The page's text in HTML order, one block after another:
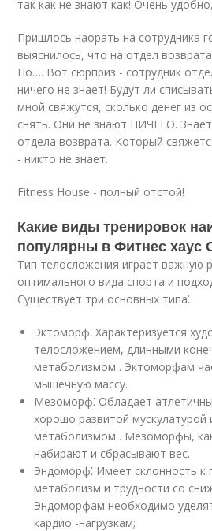
так как не знают как! Очень
Пришлось наорать на сотрудника
выяснилось, что на отдел
Но…. Вот сюрприз - сотрудник
ничего не знает! Будут ли
мной свяжутся, сколько денег из
снять. Они не знают НИЧЕГО.
отдела возврата. Который
- никто не знает.
Fitness House - полный отстой!
Какие виды тренировок
популярны в Фитнес хаус
Тип телосложения играет важную
оптимального вида спорта и
Существует три основных типа⁚
Эктоморф⁚ Характеризуется
телосложением, длинными
метаболизмом . Эктоморфам
мышечную массу.
Мезоморф⁚ Обладает
хорошо развитой мускулатурой
метаболизмом . Мезоморфы,
набирают и сбрасывают вес.
Эндоморф⁚ Имеет склонность к
метаболизм и трудности со
Эндоморфам необходимо
кардио -нагрузкам;